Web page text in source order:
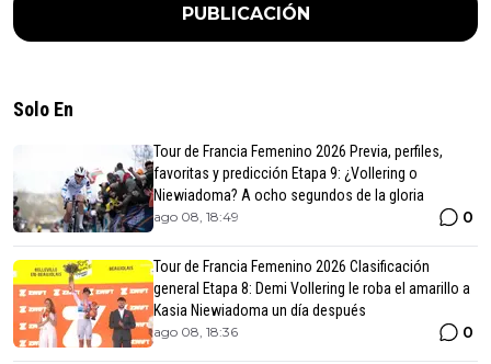
PUBLICACIÓN
Solo En
Tour de Francia Femenino 2026 Previa, perfiles,
favoritas y predicción Etapa 9: ¿Vollering o
Niewiadoma? A ocho segundos de la gloria
ago 08, 18:49 0
Tour de Francia Femenino 2026 Clasificación
general Etapa 8: Demi Vollering le roba el amarillo a
Kasia Niewiadoma un día después
ago 08, 18:36 0